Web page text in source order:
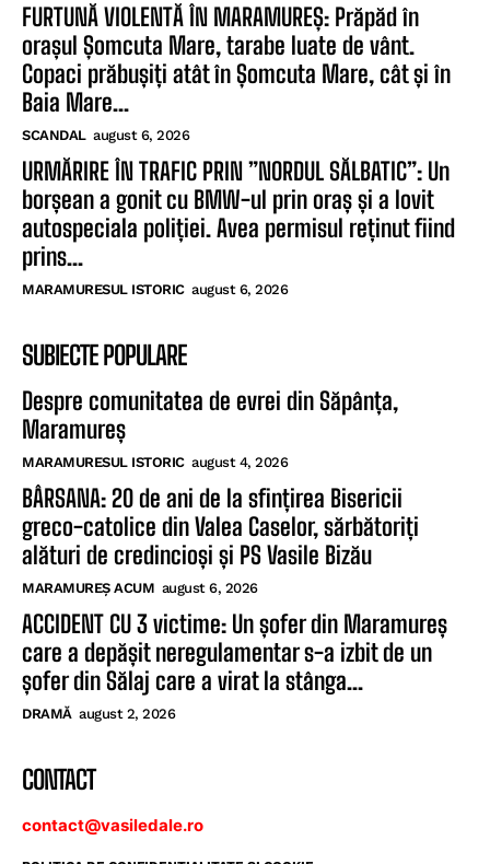
FURTUNĂ VIOLENTĂ ÎN MARAMUREȘ: Prăpăd în
orașul Șomcuta Mare, tarabe luate de vânt.
Copaci prăbușiți atât în Șomcuta Mare, cât și în
Baia Mare...
SCANDAL august 6, 2026
URMĂRIRE ÎN TRAFIC PRIN ”NORDUL SĂLBATIC”: Un
borșean a gonit cu BMW-ul prin oraș și a lovit
autospeciala poliției. Avea permisul reținut fiind
prins...
MARAMURESUL ISTORIC august 6, 2026
SUBIECTE POPULARE
Despre comunitatea de evrei din Săpânța,
Maramureș
MARAMURESUL ISTORIC august 4, 2026
BÂRSANA: 20 de ani de la sfințirea Bisericii
greco-catolice din Valea Caselor, sărbătoriți
alături de credincioși și PS Vasile Bizău
MARAMUREȘ ACUM august 6, 2026
ACCIDENT CU 3 victime: Un șofer din Maramureș
care a depășit neregulamentar s-a izbit de un
șofer din Sălaj care a virat la stânga...
DRAMĂ august 2, 2026
CONTACT
contact@vasiledale.ro